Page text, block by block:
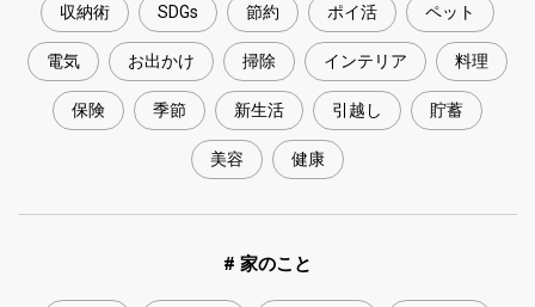
収納術 SDGs 節約 ポイ活 ペット
電気 お出かけ 掃除 インテリア 料理
保険 季節 新生活 引越し 貯蓄
美容 健康
# 家のこと